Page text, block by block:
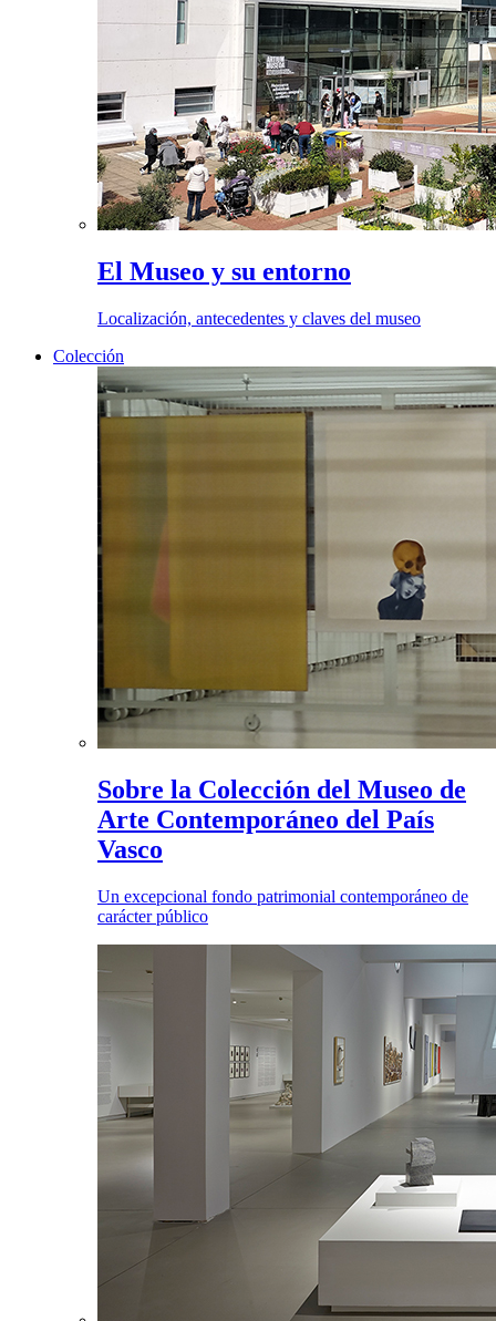
El Museo y su entorno
Localización, antecedentes y claves del museo
Colección
Sobre la Colección del Museo de
Arte Contemporáneo del País
Vasco
Un excepcional fondo patrimonial contemporáneo de
carácter público